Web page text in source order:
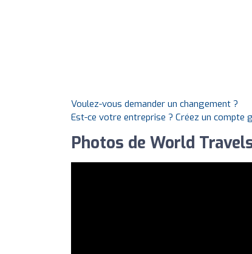
Voulez-vous demander un changement ?
Est-ce votre entreprise ? Créez un
Photos de World